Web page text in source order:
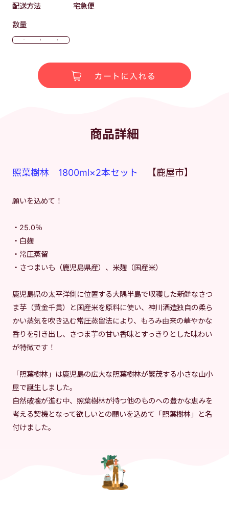
配送方法 宅急便
数量
- +
商品詳細
照葉樹林 1800ml×2本セット 【鹿屋市】
願いを込めて！
・25.0％
・白麹
・常圧蒸留
・さつまいも（鹿児島県産）、米麹（国産米）
鹿児島県の太平洋側に位置する大隅半島で収穫した新鮮なさつ
ま芋（黄金千貫）と国産米を原料に使い、神川酒造独自の柔ら
かい蒸気を吹き込む常圧蒸留法により、もろみ由来の華やかな
香りを引き出し、さつま芋の甘い香味とすっきりとした味わい
が特徴です！
「照葉樹林」は鹿児島の広大な照葉樹林が繁茂する小さな山小
屋で誕生しました。
自然破壊が進む中、照葉樹林が持つ他のものへの豊かな恵みを
考える契機となって欲しいとの願いを込めて「照葉樹林」と名
付けました。